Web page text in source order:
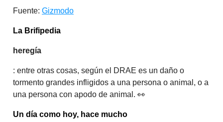
Fuente: Gizmodo
La Brifipedia
heregía
: entre otras cosas, según el DRAE es un daño o
tormento grandes infligidos a una persona o animal, o a
una persona con apodo de animal. 👀
Un día como hoy, hace mucho